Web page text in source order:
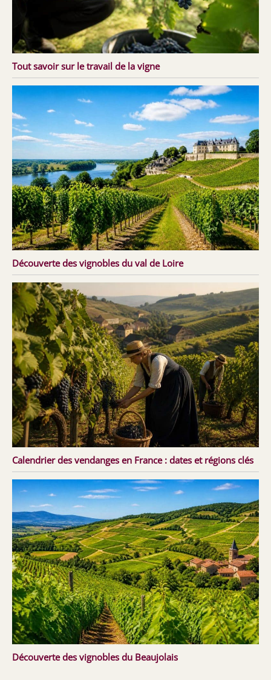
Tout savoir sur le travail de la vigne
Découverte des vignobles du val de Loire
Calendrier des vendanges en France : dates et régions clés
Découverte des vignobles du Beaujolais